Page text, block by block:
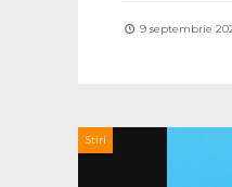
9 septembrie
Stiri